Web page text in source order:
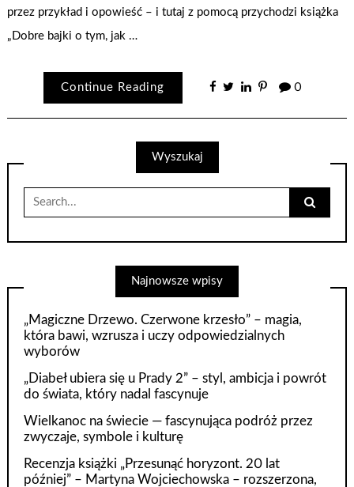
przez przykład i opowieść – i tutaj z pomocą przychodzi książka
„Dobre bajki o tym, jak …
Continue Reading 0
Wyszukaj
Search
for:
Najnowsze wpisy
„Magiczne Drzewo. Czerwone krzesło” – magia,
która bawi, wzrusza i uczy odpowiedzialnych
wyborów
„Diabeł ubiera się u Prady 2” – styl, ambicja i powrót
do świata, który nadal fascynuje
Wielkanoc na świecie — fascynująca podróż przez
zwyczaje, symbole i kulturę
Recenzja książki „Przesunąć horyzont. 20 lat
później” – Martyna Wojciechowska – rozszerzona,